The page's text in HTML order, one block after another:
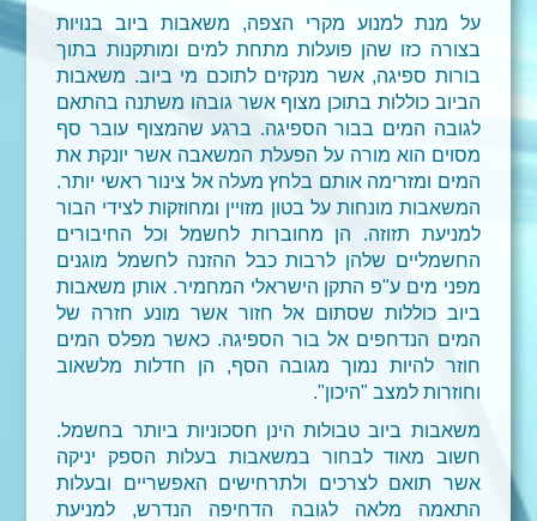
על מנת למנוע מקרי הצפה, משאבות ביוב בנויות
בצורה כזו שהן פועלות מתחת למים ומותקנות בתוך
בורות ספיגה, אשר מנקזים לתוכם מי ביוב. משאבות
הביוב כוללות בתוכן מצוף אשר גובהו משתנה בהתאם
לגובה המים בבור הספיגה. ברגע שהמצוף עובר סף
מסוים הוא מורה על הפעלת המשאבה אשר יונקת את
המים ומזרימה אותם בלחץ מעלה אל צינור ראשי יותר.
המשאבות מונחות על בטון מזויין ומחוזקות לצידי הבור
למניעת תזוזה. הן מחוברות לחשמל וכל החיבורים
החשמליים שלהן לרבות כבל ההזנה לחשמל מוגנים
מפני מים ע"פ התקן הישראלי המחמיר. אותן משאבות
ביוב כוללות שסתום אל חזור אשר מונע חזרה של
המים הנדחפים אל בור הספיגה. כאשר מפלס המים
חוזר להיות נמוך מגובה הסף, הן חדלות מלשאוב
וחוזרות למצב "היכון".
משאבות ביוב טבולות הינן חסכוניות ביותר בחשמל.
חשוב מאוד לבחור במשאבות בעלות הספק יניקה
אשר תואם לצרכים ולתרחישים האפשריים ובעלות
התאמה מלאה לגובה הדחיפה הנדרש, למניעת